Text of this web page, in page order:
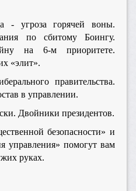
- угроза горячей воны.
по сбитому Боингу.
на 6-м приоритете.
«элит».
правительства.
в управлении.
Двойники президентов.
безопасности» и
управления» помогут вам
руках.